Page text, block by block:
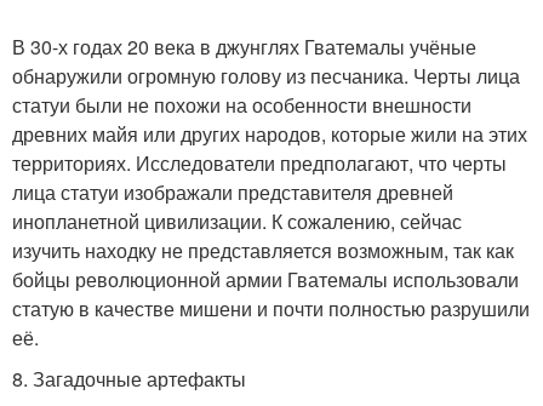
В 30-х годах 20 века в джунглях Гватемалы учёные
обнаружили огромную голову из песчаника. Черты лица
статуи были не похожи на особенности внешности
древних майя или других народов, которые жили на этих
территориях. Исследователи предполагают, что черты
лица статуи изображали представителя древней
инопланетной цивилизации. К сожалению, сейчас
изучить находку не представляется возможным, так как
бойцы революционной армии Гватемалы использовали
статую в качестве мишени и почти полностью разрушили
её.
8. Загадочные артефакты